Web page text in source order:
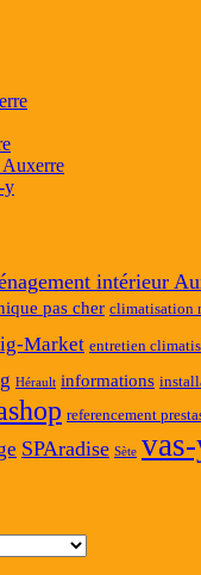
Auxerre
intérieur
pas cher climatisation
Market entretien
Hérault informations
referencement
SPAradise Sète